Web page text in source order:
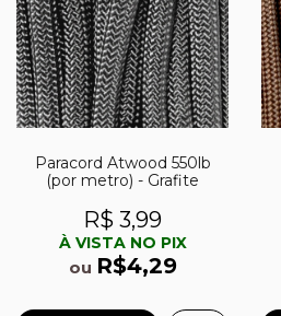
Paracord Atwood 550lb
(por metro) - Grafite
R$ 3,99
À VISTA NO PIX
ou R$4,29